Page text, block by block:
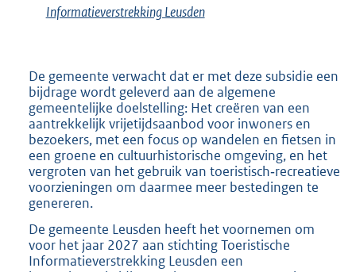
Informatieverstrekking Leusden
De gemeente verwacht dat er met deze subsidie een
bijdrage wordt geleverd aan de algemene
gemeentelijke doelstelling: Het creëren van een
aantrekkelijk vrijetijdsaanbod voor inwoners en
bezoekers, met een focus op wandelen en fietsen in
een groene en cultuurhistorische omgeving, en het
vergroten van het gebruik van toeristisch‑recreatieve
voorzieningen om daarmee meer bestedingen te
genereren.
De gemeente Leusden heeft het voornemen om
voor het jaar 2027 aan stichting Toeristische
Informatieverstrekking Leusden een